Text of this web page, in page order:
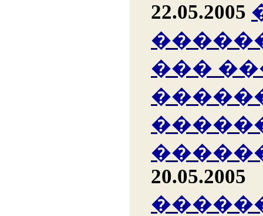
22.05.2005
���
20.05.2005